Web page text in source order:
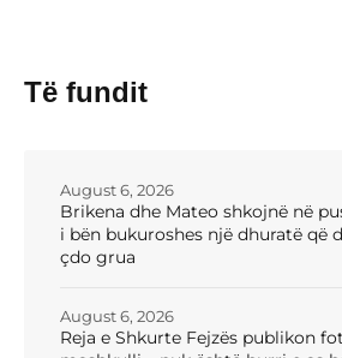
Të fundit
Brikena dhe Mateo shkojnë në
i bën bukuroshes një dhuratë që
çdo grua
August 6, 2026
Reja e Shkurte Fejzës publikon
August 6, 2026